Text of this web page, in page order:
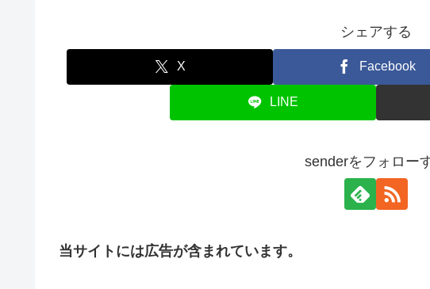
シェアする
X Facebook
LINE
senderをフォロー
当サイトには広告が含まれています。